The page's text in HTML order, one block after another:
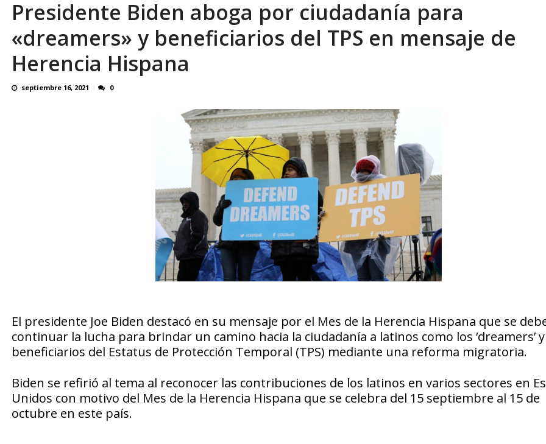
¿QUE PROTEGES TU? Por: Miguel Ángel León R AGOSTO 8, 2026
Presidente Biden aboga por ciudadanía para
«dreamers» y beneficiarios del TPS en mensaje de
Herencia Hispana
septiembre 16, 2021 0
El presidente Joe Biden destacó en su mensaje por el Mes de la Herencia Hispana que se
continuar la lucha para brindar un camino hacia la ciudadanía a latinos como los ‘dreamers’
beneficiarios del Estatus de Protección Temporal (TPS) mediante una reforma migratoria.
Biden se refirió al tema al reconocer las contribuciones de los latinos en varios sectores en
Unidos con motivo del Mes de la Herencia Hispana que se celebra del 15 septiembre al 15 de
octubre en este país.